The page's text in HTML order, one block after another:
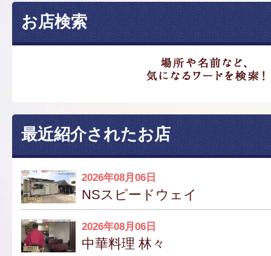
お店検索
最近紹介されたお店
2026年08月06日
NSスピードウェイ
2026年08月06日
中華料理 林々